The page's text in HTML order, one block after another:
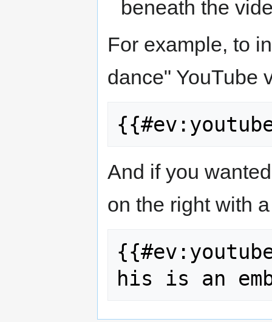
beneath the
For example, to
dance" YouTube
And if you
on the right with